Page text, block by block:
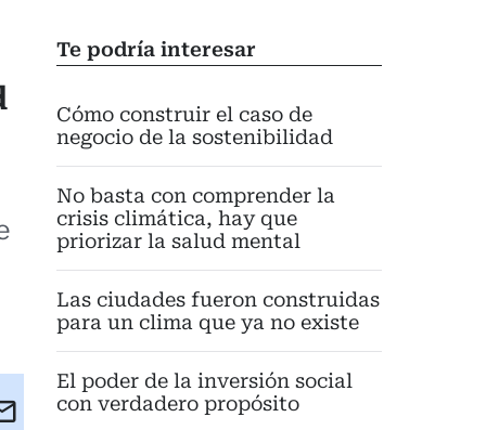
Te podría interesar
Cómo construir el caso de
negocio de la sostenibilidad
No basta con comprender la
crisis climática, hay que
priorizar la salud mental
Las ciudades fueron construidas
para un clima que ya no existe
El poder de la inversión social
con verdadero propósito
Email